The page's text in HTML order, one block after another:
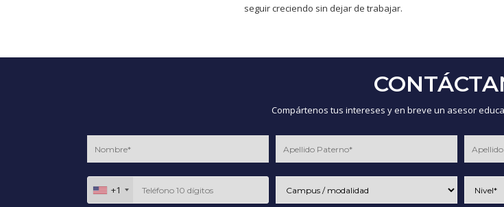
seguir creciendo sin dejar de trabajar.
Compártenos tus intereses y en breve un asesor
+1